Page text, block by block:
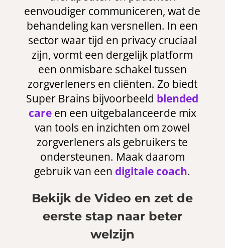
eenvoudiger communiceren, wat de
behandeling kan versnellen. In een
sector waar tijd en privacy cruciaal
zijn, vormt een dergelijk platform
een onmisbare schakel tussen
zorgverleners en cliënten. Zo biedt
Super Brains bijvoorbeeld blended
careen een uitgebalanceerde mix
van tools en inzichten om zowel
zorgverleners als gebruikers te
ondersteunen. Maak daarom
gebruik van een digitale coach.
Bekijk de Video en zet de
eerste stap naar beter
welzijn